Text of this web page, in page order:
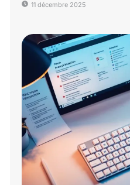
11 décembre 2025